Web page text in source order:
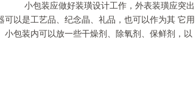
。 小包装应做好装璜设计工作，外表装璜应突出
以是工艺品、纪念晶、礼品，也可以作为其 它用
包装内可以放一些干燥剂、除氧剂、保鲜剂，以